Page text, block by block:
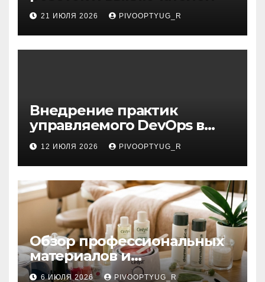
21 ИЮЛЯ 2026 PIVOOPTYUG_R
Внедрение практик
управляемого DevOps в
корпоративную ИТ-
инфраструктуру
12 ИЮЛЯ 2026 PIVOOPTYUG_R
Обзор профессиональных
материалов и
инструментов для
6 ИЮЛЯ 2026 PIVOOPTYUG_R